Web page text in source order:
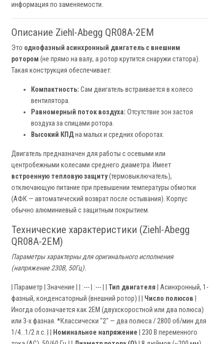
информация по заменяемости.
Описание Ziehl-Abegg QR08A-2EM
Это однофазный асинхронный двигатель с внешним
ротором (не прямо на валу, а ротор крутится снаружи статора).
Такая конструкция обеспечивает:
Компактность: Сам двигатель встраивается в колесо
вентилятора.
Равномерный поток воздуха: Отсутствие зон застоя
воздуха за спицами ротора.
Высокий КПДна малых и средних оборотах.
Двигатель предназначен для работы с осевыми или
центробежными колесами среднего диаметра. Имеет
встроенную тепловую защиту(термовыключатель),
отключающую питание при превышении температуры обмотки
(АФК — автоматический возврат после остывания). Корпус
обычно алюминиевый с защитным покрытием.
Технические характеристики (Ziehl-Abegg
QR08A-2EM)
Параметры характерны для оригинального исполнения
(напряжение 230В, 50Гц).
| Параметр | Значение | | :--- | :--- | | Тип двигателя | Асинхронный, 1-
фазный, конденсаторный (внешний ротор) | | Число полюсов
Иногда обозначается как 2EM (двухскоростной или два полюса)
или 3-х фазная. *Классически "2" — два полюса / 2800 об/мин для
1/4…1/2 л.с. | |
Номинальное напряжение | 230 В переменного